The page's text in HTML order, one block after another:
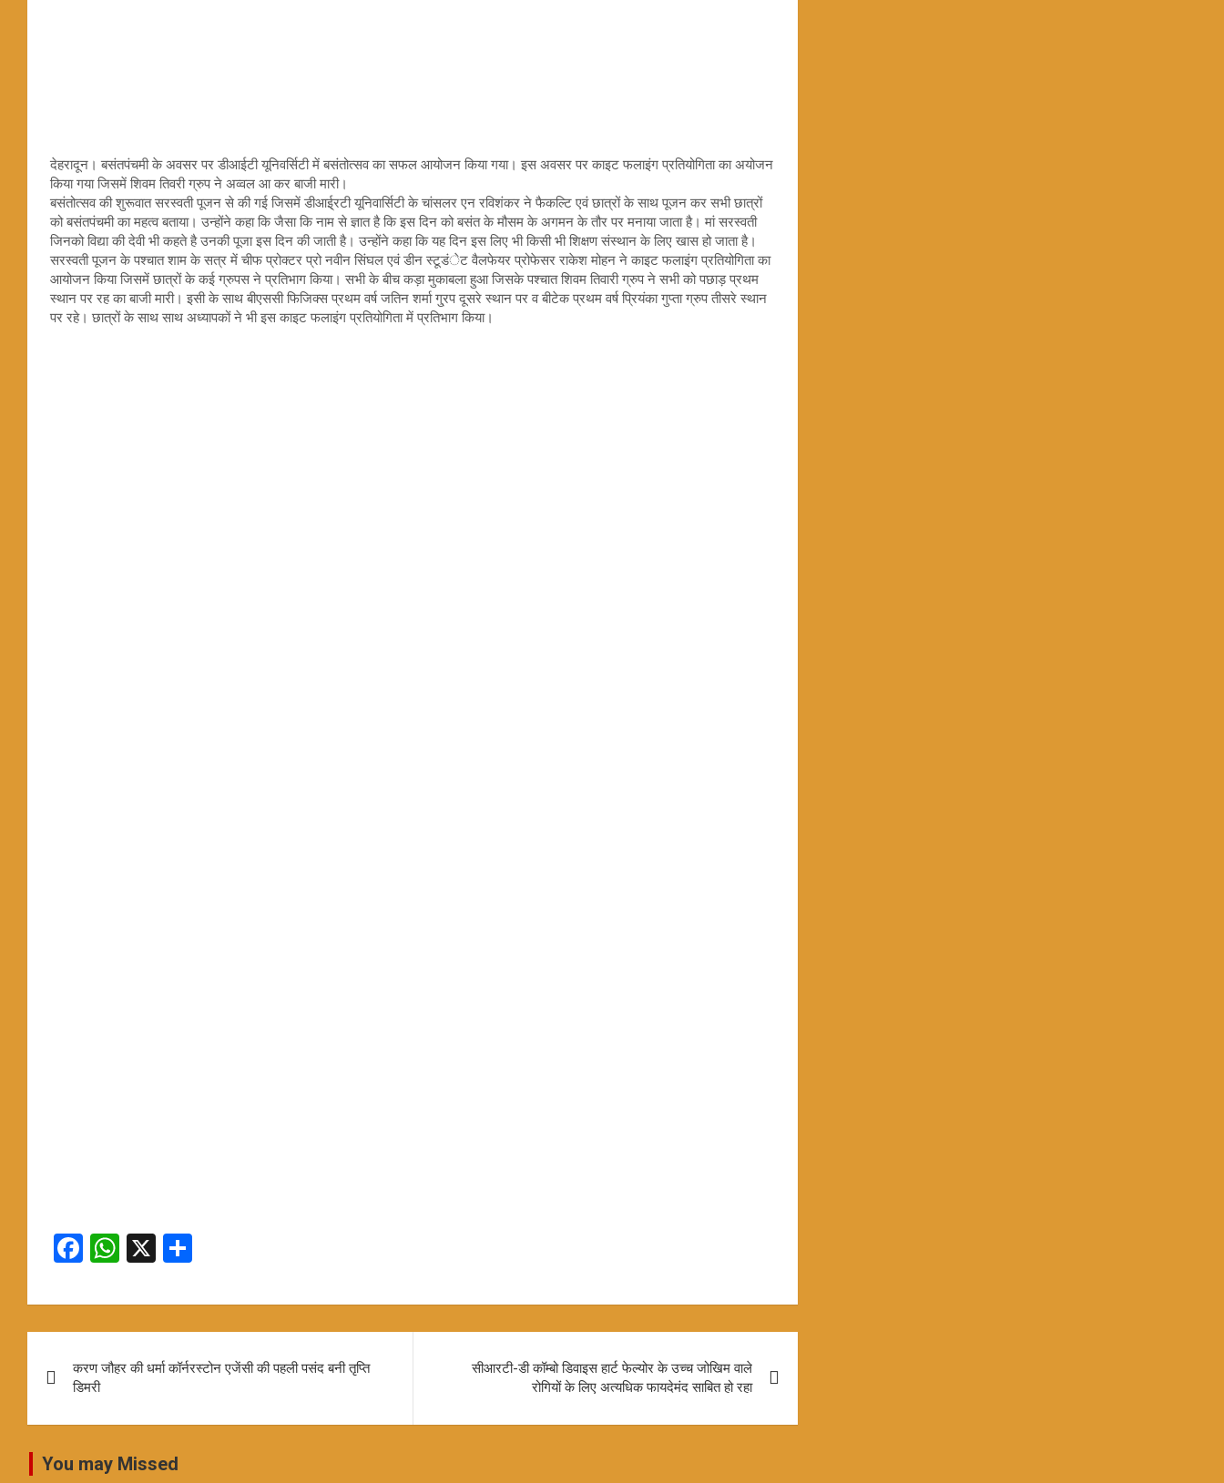
देहरादून। बसंतपंचमी के अवसर पर डीआईटी यूनिवर्सिटी में बसंतोत्सव का सफल आयोजन किया गया। इस अवसर पर काइट फलाइंग प्रतियोगिता का अयोजन
किया गया जिसमें शिवम तिवरी ग्रुप ने अव्वल आ कर बाजी मारी।
बसंतोत्सव की शुरूवात सरस्वती पूजन से की गई जिसमें डीआई्रटी यूनिवार्सिटी के चांसलर एन रविशंकर ने फैकल्टि एवं छात्रों के साथ पूजन कर सभी छात्रों
को बसंतपंचमी का महत्व बताया। उन्होंने कहा कि जैसा कि नाम से ज्ञात है कि इस दिन को बसंत के मौसम के अगमन के तौर पर मनाया जाता है। मां सरस्वती
जिनको विद्या की देवी भी कहते है उनकी पूजा इस दिन की जाती है। उन्होंने कहा कि यह दिन इस लिए भी किसी भी शिक्षण संस्थान के लिए खास हो जाता है।
सरस्वती पूजन के पश्चात शाम के सत्र में चीफ प्रोक्टर प्रो नवीन सिंघल एवं डीन स्टूडंेट वैलफेयर प्रोफेसर राकेश मोहन ने काइट फलाइंग प्रतियोगिता का
आयोजन किया जिसमें छात्रों के कई ग्रुपस ने प्रतिभाग किया। सभी के बीच कड़ा मुकाबला हुआ जिसके पश्चात शिवम तिवारी ग्रुप ने सभी को पछाड़ प्रथम
स्थान पर रह का बाजी मारी। इसी के साथ बीएससी फिजिक्स प्रथम वर्ष जतिन शर्मा गु्रप दूसरे स्थान पर व बीटेक प्रथम वर्ष प्रियंका गुप्ता ग्रुप तीसरे स्थान
पर रहे। छात्रों के साथ साथ अध्यापकों ने भी इस काइट फलाइंग प्रतियोगिता में प्रतिभाग किया।
F
ce
b
o
o
k
W
at
s
A
p
X
ar
e
navigation
करण जौहर की धर्मा कॉर्नरस्टोन एजेंसी की पहली पसंद बनी तृप्ति
डिमरी
सीआरटी-डी कॉम्बो डिवाइस हार्ट फेल्योर के उच्च जोखिम वाले
रोगियों के लिए अत्यधिक फायदेमंद साबित हो रहा
You may Missed